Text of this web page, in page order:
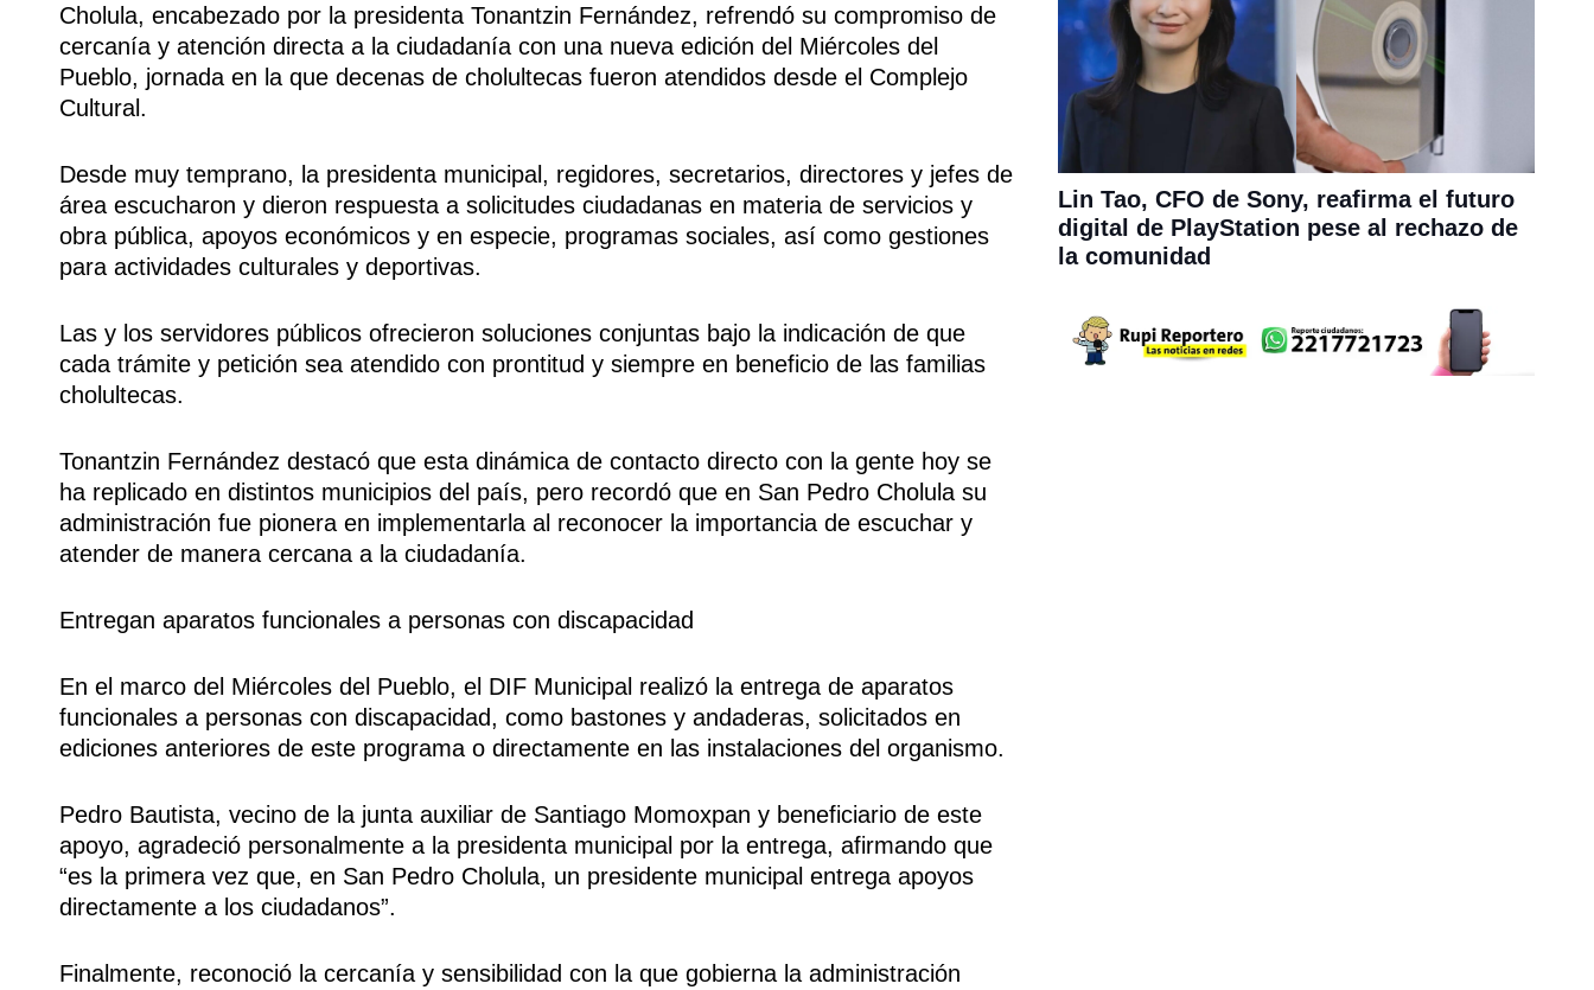
Cholula, encabezado por la presidenta Tonantzin Fernández, refrendó su compromiso de
cercanía y atención directa a la ciudadanía con una nueva edición del Miércoles del
Pueblo, jornada en la que decenas de cholultecas fueron atendidos desde el Complejo
Cultural.
Desde muy temprano, la presidenta municipal, regidores, secretarios, directores y jefes de
área escucharon y dieron respuesta a solicitudes ciudadanas en materia de servicios y
obra pública, apoyos económicos y en especie, programas sociales, así como gestiones
para actividades culturales y deportivas.
Las y los servidores públicos ofrecieron soluciones conjuntas bajo la indicación de que
cada trámite y petición sea atendido con prontitud y siempre en beneficio de las familias
cholultecas.
Tonantzin Fernández destacó que esta dinámica de contacto directo con la gente hoy se
ha replicado en distintos municipios del país, pero recordó que en San Pedro Cholula su
administración fue pionera en implementarla al reconocer la importancia de escuchar y
atender de manera cercana a la ciudadanía.
Entregan aparatos funcionales a personas con discapacidad
En el marco del Miércoles del Pueblo, el DIF Municipal realizó la entrega de aparatos
funcionales a personas con discapacidad, como bastones y andaderas, solicitados en
ediciones anteriores de este programa o directamente en las instalaciones del organismo.
Pedro Bautista, vecino de la junta auxiliar de Santiago Momoxpan y beneficiario de este
apoyo, agradeció personalmente a la presidenta municipal por la entrega, afirmando que
“es la primera vez que, en San Pedro Cholula, un presidente municipal entrega apoyos
directamente a los ciudadanos”.
Finalmente, reconoció la cercanía y sensibilidad con la que gobierna la administración
Lin Tao, CFO de Sony, reafirma el futuro
digital de PlayStation pese al rechazo de
la comunidad